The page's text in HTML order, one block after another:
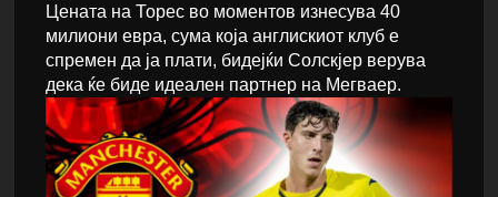
Цената на Торес во моментов изнесува 40
милиони евра, сума која англискиот клуб е
спремен да ја плати, бидејќи Солскјер верува
дека ќе биде идеален партнер на Мегваер.